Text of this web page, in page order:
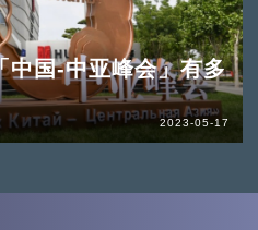
中国-中亚峰会」有多
2023-05-17